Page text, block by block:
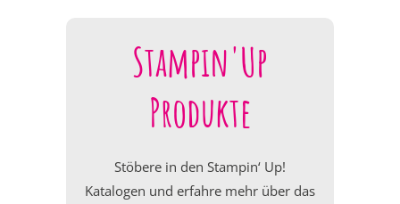
Stampin'Up
Produkte
Stöbere in den Stampin‘ Up!
Katalogen und erfahre mehr über das